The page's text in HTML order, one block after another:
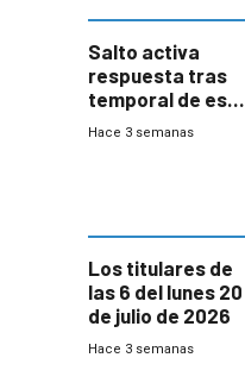
Salto activa
respuesta tras
temporal de este
sábado con
Hace 3 semanas
Los titulares de
las 6 del lunes 20
de julio de 2026
Hace 3 semanas